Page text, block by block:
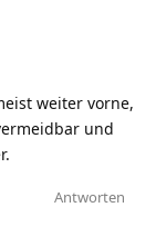
weiter vorne,
und
Antworten